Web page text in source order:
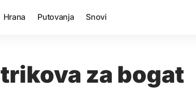
Hrana Putovanja Snovi
za bogat